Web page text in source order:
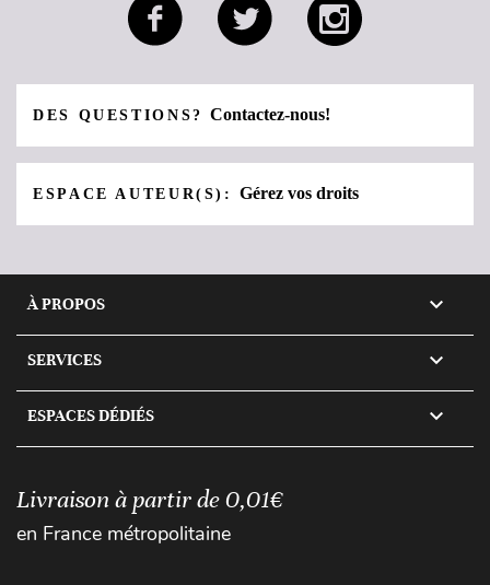
DES QUESTIONS?Contactez-nous!
ESPACE AUTEUR(S):Gérez vos droits
À PROPOS 
SERVICES 
ESPACES DÉDIÉS 
Livraison à partir de 0,01€
en France métropolitaine